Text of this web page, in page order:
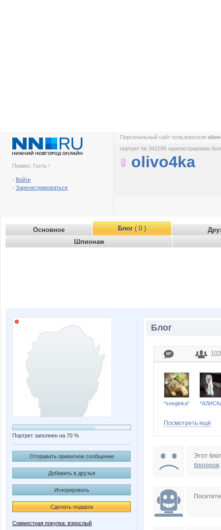
Привет, Гость !
- Войти
- Зарегистрироваться
Персональный сайт пользователя
портрет № 342299 зарегистрирован
olivo4ka
Основное Блог( 0 )
Шпионаж
Портрет заполнен на 70 %
Отправить приватное сообщение
Добавить в друзья
Игнорировать
Сделать подарок
Совместная покупка: взрослый
Блог
103
*sneginka*
Lonza
Посмотреть ещё
Этот
блогеров.